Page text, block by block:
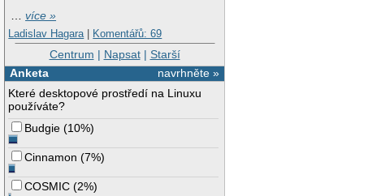
…více »
Ladislav Hagara | Komentářů: 69
Centrum | Napsat| Starší
navrhněte »
Anketa
Které desktopové prostředí na Linuxu
používáte?
Budgie (10%)
Cinnamon (7%)
COSMIC (2%)